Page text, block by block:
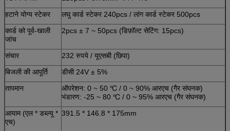
हटाने योग्य स्टेकर
लघु कार्ड स्टेकर 240pcs / लांग कार्ड स्टेकर 500pcs
कार्ड को पूर्व-खाली
जांच
2pcs ± 7 ~ 50pcs (डिफ़ॉल्ट सेटिंग: 15pcs)
संचार
232 रुपये / यूएसबी (छिपा)
बिजली की आपूर्ति
डीसी 24V ± 5%
तापमान
ऑपरेशन: 0 ~ 50 ℃ / 0 ~ 90% आरएच (गैर संघनक)
भंडारण: -25 ~ 80 ℃ / 0 ~ 95% आरएच (गैर संघनक)
आयाम (एल * डब्ल्यू *
एच)
391.5 * 146.8 * 175mm